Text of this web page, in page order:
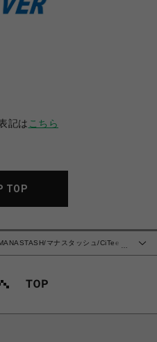
記は こちら
TOP
…
マナスタッシュ/CiTee